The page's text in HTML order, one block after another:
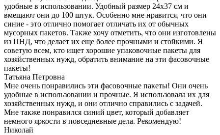
удобные в использовании. Удобный размер 24х37 см и
вмещают они до 100 штук. Особенно мне нравится, что они
синие - это отлично помогает отличать их от обычных
мусорных пакетов. Также хочу отметить, что они изготовлены
из ПНД, что делает их еще более прочными и стойкими. Я
советую всем, кто ищет хорошие упаковочные пакеты для
хозяйственных нужд, обратить внимание на эти фасовочные
пакеты!
Татьяна Петровна
Мне очень понравились эти фасовочные пакеты! Они очень
удобные в использовании и прочные. Я использовала их для
хозяйственных нужд, и они отлично справились с задачей.
Мне также понравился синий цвет, который добавляет
немного яркости в повседневные дела. Рекомендую!
Николай